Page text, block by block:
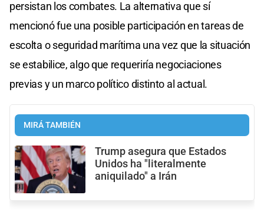
persistan los combates. La alternativa que sí
mencionó fue una posible participación en tareas de
escolta o seguridad marítima una vez que la situación
se estabilice, algo que requeriría negociaciones
previas y un marco político distinto al actual.
MIRÁ TAMBIÉN
Trump asegura que Estados
Unidos ha "literalmente
aniquilado" a Irán